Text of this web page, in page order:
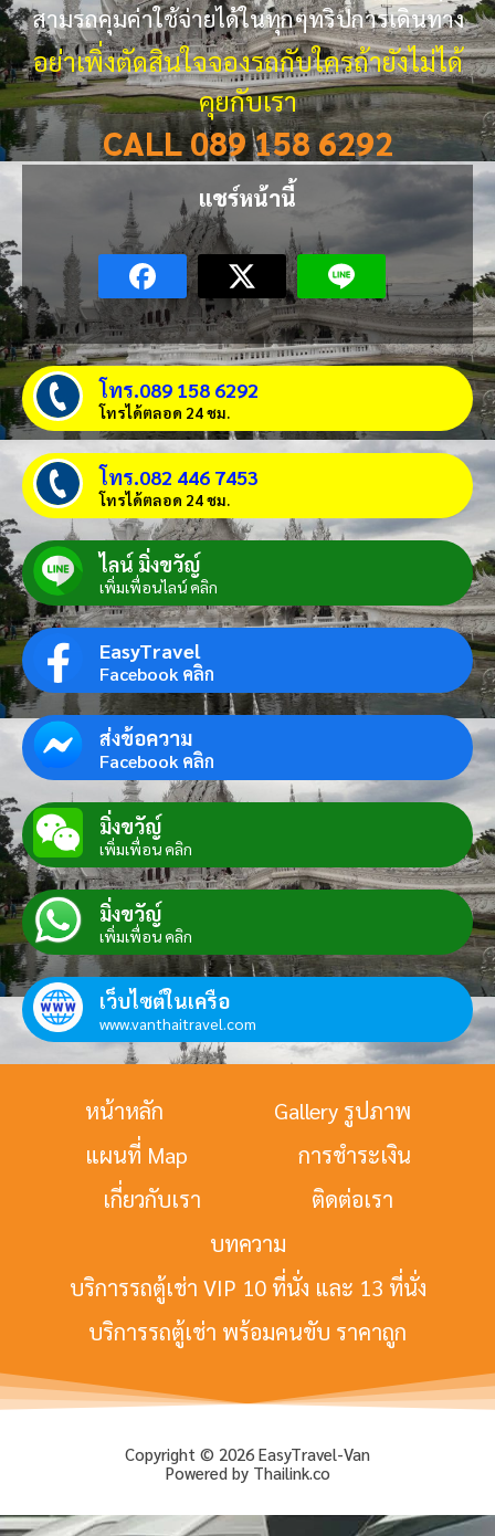
สามรถคุมค่าใช้จ่ายได้ในทุกๆทริปการเดินทาง
อย่าเพิ่งตัดสินใจจองรถกับใครถ้ายังไม่ได้
คุยกับเรา
CALL 089 158 6292
แชร์หน้านี้
โทร.089 158 6292
โทรได้ตลอด 24 ชม.
โทร.082 446 7453
โทรได้ตลอด 24 ชม.
ไลน์ มิ่งขวัญ์
เพิ่มเพื่อนไลน์ คลิก
EasyTravel
Facebook คลิก
ส่งข้อความ
Facebook คลิก
มิ่งขวัญ์
เพิ่มเพื่อน คลิก
มิ่งขวัญ์
เพิ่มเพื่อน คลิก
เว็บไซต์ในเครือ
www.vanthaitravel.com
หน้าหลัก
Gallery รูปภาพ
แผนที่ Map
การชำระเงิน
เกี่ยวกับเรา
ติดต่อเรา
บทความ
บริการรถตู้เช่า VIP 10 ที่นั่ง และ 13 ที่นั่ง
บริการรถตู้เช่า พร้อมคนขับ ราคาถูก
Copyright © 2026 EasyTravel-Van
Powered by Thailink.co